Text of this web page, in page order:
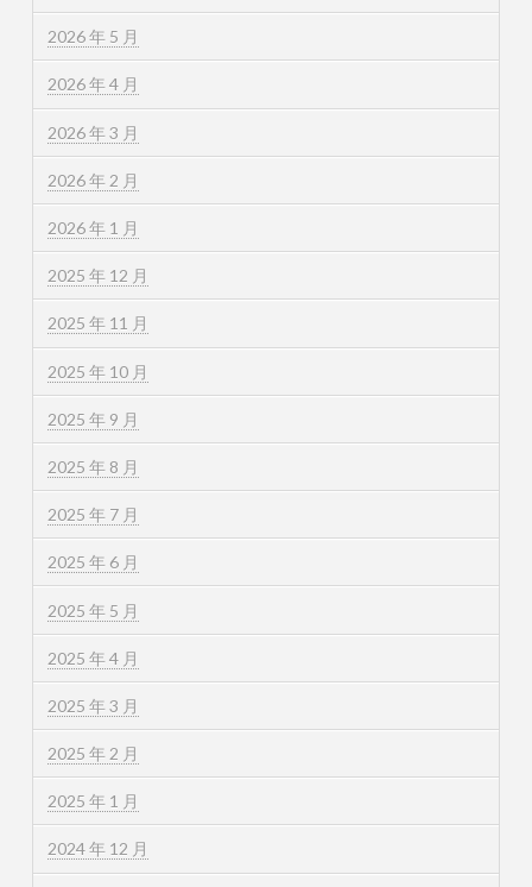
2026 年 5 月
2026 年 4 月
2026 年 3 月
2026 年 2 月
2026 年 1 月
2025 年 12 月
2025 年 11 月
2025 年 10 月
2025 年 9 月
2025 年 8 月
2025 年 7 月
2025 年 6 月
2025 年 5 月
2025 年 4 月
2025 年 3 月
2025 年 2 月
2025 年 1 月
2024 年 12 月